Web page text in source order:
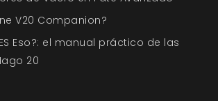
V20 Companion?
Eso?: el manual práctico de las
20